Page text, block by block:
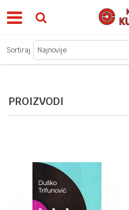
BESPLATNA ISPORUKA
PROIZVODI
Sortiraj